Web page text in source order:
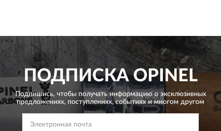
ПОДПИСКАOPINEL
Подпишись, чтобы получать информацию о эксклюзивных
предложениях, поступлениях, событиях и многом другом